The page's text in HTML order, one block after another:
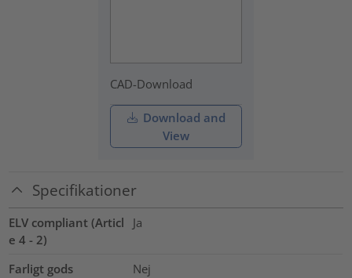
CAD-Download
Download and
View
Specifikationer
ELV compliant (Articl
e 4 - 2)
Ja
Farligt gods
Nej